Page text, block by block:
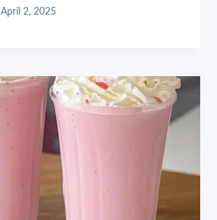
April 2, 2025